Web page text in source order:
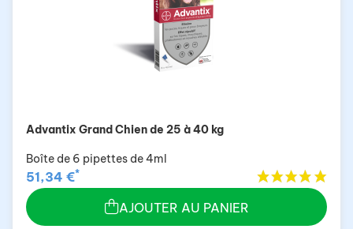
Advantix Grand Chien de 25 à 40 kg
Boîte de 6 pipettes de 4ml
51,34 €*
AJOUTER AU PANIER